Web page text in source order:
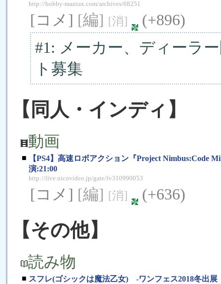
http://hobby-maniax.com/archives/68251
[コメ] [編] [消]
(+896)
#1: メーカー、ディーラ
ト募集
【同人・インディ】
動画
■
【PS4】高速ロボアクション『Project Nimbus:Code
演:21:00
http://live.nicovideo.jp/gate/lv310990053
[コメ] [編] [消] (+636)
【その他】
読み物
■ スフレ(ゴシックは魔法乙女) -ワンフェス2018冬出